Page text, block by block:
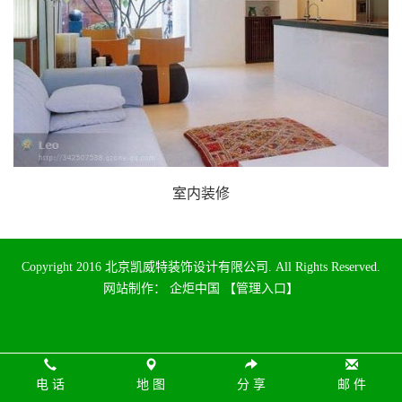
室内装修
Copyright 2016 北京凯威特装饰设计有限公司. All Rights Reserved.
网站制作： 企炬中国 【管理入口】
电 话 地 图 分 享 邮 件